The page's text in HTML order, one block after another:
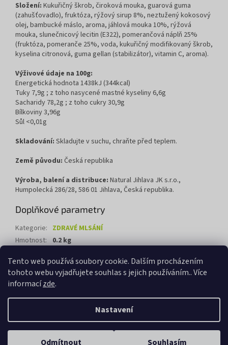
Tento web používá soubory cookie. Dalším procházením
tohoto webu vyjadřujete souhlas s jejich používáním.. Více
informacízde.
Nastavení
Odmítnout Souhlasím
Složení: Kukuřičný škrob, čiroková mouka, guarová guma
(zahušťovadlo), fruktóza, rýžový sirup 8%, neztužený kokosový
olej, bambucké máslo, aroma, jáhlová mouka 10%, rýžová
mouka, slunečnicový lecitin (E322), pomerančová náplň 25%
(fruktóza, pomeranče 25%, voda, kukuřičný modifikovaný škrob,
kyselina citronová, guma gellan (stabilizátor), vitamin C, aroma).
Výživové údaje na 100g:
Energetická hodnota 1438kJ (344kcal)
Tuky 7,9g ; z toho nasycené mastné kyseliny 6,6g
Sacharidy 78,2g ; z toho cukry 30,9g
Bílkoviny 3,96g
Sůl <0,01g
Skladování: Skladujte v suchu, chraňte před teplem.
Země původu: Česká republika
Výroba, balení a distribuce: Natural Jihlava JK s.r.o.,
Humpolecká 286/28, 586 01 Jihlava, Česká republika.
Doplňkové parametry
Kategorie: ZDRAVÉ MLSÁNÍ
Hmotnost:
0.2 kg
Copyright 2026Biolevel.cz. Všechna práva vyhrazena.Upravit